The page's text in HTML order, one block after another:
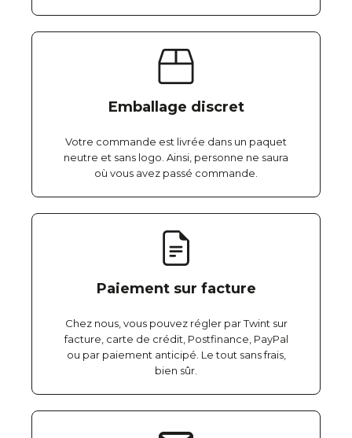
Emballage discret
Votre commande est livrée dans un paquet
neutre et sans logo. Ainsi, personne ne saura
où vous avez passé commande.
Paiement sur facture
Chez nous, vous pouvez régler par Twint sur
facture, carte de crédit, Postfinance, PayPal
ou par paiement anticipé. Le tout sans frais,
bien sûr.